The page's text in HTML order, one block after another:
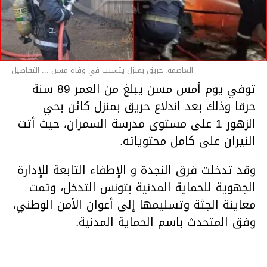
العاصمة: حريق بمنزل يتسبب في وفاة مسن ... التفاصيل
توفي يوم أمس مسن يبلغ من العمر 89 سنة
حرقا وذلك بعد اندلاع حريق بمنزل كائن بحي
الزهور 1 على مستوى مدرسة السمران، حيث أتت
النيران على كامل محتوياته.
وقد تدخلت فرق النجدة و الإطفاء التابعة للإدارة
الجهوية للحماية المدنية بتونس التدخل، وتمت
معاينة الجثة وتسليمها إلى أعوان الأمن الوطني،
وفق المتحدث باسم الحماية المدنية.